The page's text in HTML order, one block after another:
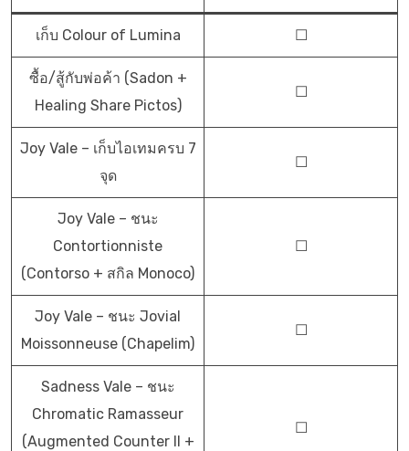
เก็บ Colour of Lumina ☐
ซื้อ/สู้กับพ่อค้า (Sadon +
Healing Share Pictos)
☐
Joy Vale – เก็บไอเทมครบ 7
จุด
☐
Joy Vale – ชนะ
Contortionniste
(Contorso + สกิล Monoco)
☐
Joy Vale – ชนะ Jovial
Moissonneuse (Chapelim)
☐
Sadness Vale – ชนะ
Chromatic Ramasseur
(Augmented Counter II +
☐